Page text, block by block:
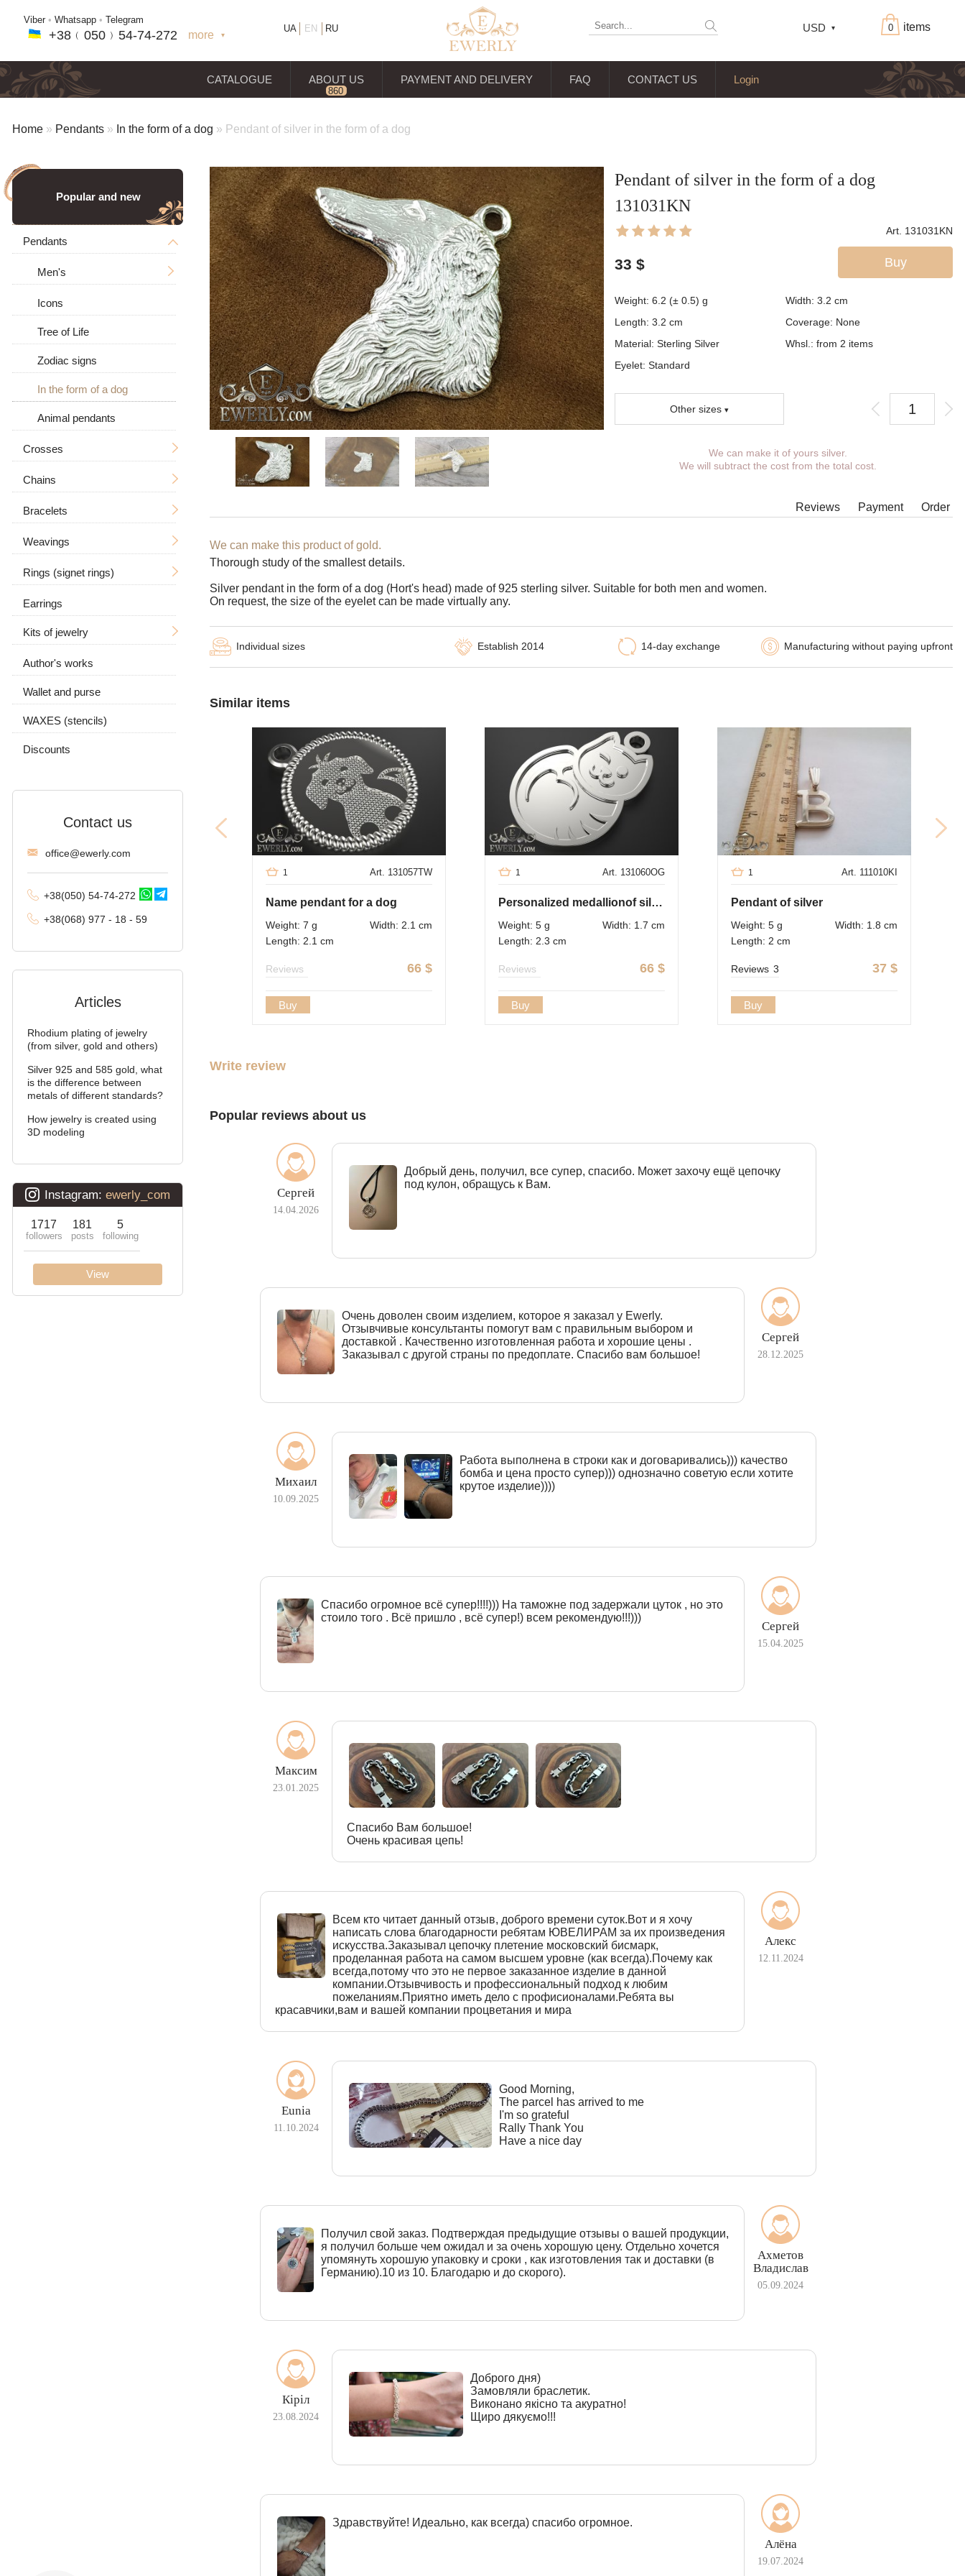
items
0
USD
Viber • Whatsapp • Telegram
+38﹙ 050 ﹚54-74-272 more
+38(068) 97
RU
UA EN
CATALOGUE ABOUT US
860 reviews
PAYMENT AND DELIVERY FAQ CONTACT US Login
Home » Pendants » In the form of a dog » Pendant of silver in the form of a dog
Popular and new
Pendants
Men's
Big
Icons
Tree of Life
Zodiac signs
In the form of a dog
Animal pendants
Crosses
Without a crucifixion
With a crucifix
Men's
Big
Women's
Chains
Men's
Big / Thick
Women's
Bracelets
Men's
Big / Thick
Women's
With stones
Stone
Leather
Leather with silver
Weavings
Hand knitting
Ramses
Bismarck
Anchor with edges
Carapace
Byzantine (Byzantium)
Moscow bismarck
Phantom (Ramses and
Spica
Alligator
Arabic bismarck with
Pharaoh (double anchor)
Arabic bismarck
David
Double bismarck
Double Ramses
Ten (double carapace)
Lanterns
Casting
Rings (signet rings)
For men
With a skull
With a wolf
With stones
Without stones
Women's
With stones
Without stones
Earrings
Kits of jewelry
Earrings and ring
Chain and pendant
Author's works
Wallet and purse
WAXES (stencils)
Discounts
Contact us
office@ewerly.com
+38(050) 54-74-272
+38(068) 977 - 18 - 59
Articles
Rhodium plating of jewelry
(from silver, gold and others)
Silver 925 and 585 gold, what
is the difference between
metals of different standards?
How jewelry is created using
3D modeling
Pendant of silver in the form of a dog
131031KN
Art. 131031KN
Buy
33 $
Weight: 6.2 (± 0.5) g Width: 3.2cm
Length: 3.2 cm
Coverage: None
Material: Sterling Silver
Whsl.: from 2 items
Eyelet:Standard
Other sizes
You can choose coverage, eyelet.
required size, in which case our managers will contact You.
We can make it of yours silver.
We will subtract the cost from the total cost.
Reviews Order
Payment
We can make this product of gold.
Thorough study of the smallest details.
Silver pendant in the form of a dog (Hort's head) made of 925 sterling silver. Suitable for both men and women.
On request, the size of the eyelet can be made virtually any.
14-day exchange Manufacturing without paying upfront
Individual sizes Establish 2014
Similar items
Art. 131057TW
1
Name pendant for a dog
Weight: 7 g
Width: 2.1 cm
Length: 2.1 cm
66 $
Reviews
Buy
Art. 131060OG
1
Personalized medallionof silver for a cat
Weight: 5 g
Width: 1.7 cm
Length: 2.3 cm
66 $
Reviews
Buy
Art. 111010KI
1
Pendant of silver
Weight: 5 g
Width: 1.8 cm
Length: 2 cm
37 $
Reviews 3
Buy
Write review
Popular reviews about us
Сергей
14.04.2026
Добрый день, получил, все супер, спасибо. Может захочу ещё цепочку
под кулон, обращусь к Вам.
Сергей
28.12.2025
Очень доволен своим изделием, которое я заказал у Ewerly.
Отзывчивые консультанты помогут вам с правильным выбором и
доставкой . Качественно изготовленная работа и хорошие цены .
Заказывал с другой страны по предоплате. Спасибо вам большое!
Михаил
10.09.2025
Работа выполнена в строки как и договаривались))) качество
бомба и цена просто супер))) однозначно советую если хотите
крутое изделие))))
Сергей
15.04.2025
Спасибо огромное всё супер!!!!))) На таможне под задержали цуток , но это
стоило того . Всё пришло , всё супер!) всем рекомендую!!!)))
Максим
23.01.2025
Спасибо Вам большое!
Очень красивая цепь!
Алекс
12.11.2024
Всем кто читает данный отзыв, доброго времени суток.Вот и я хочу
написать слова благодарности ребятам ЮВЕЛИРАМ за их произведения
искусства.Заказывал цепочку плетение московский бисмарк,
проделанная работа на самом высшем уровне (как всегда).Почему как
всегда,потому что это не первое заказанное изделие в данной
компании.Отзывчивость и профессиональный подход к любим
пожеланиям.Приятно иметь дело с профисионалами.Ребята вы
красавчики,вам и вашей компании процветания и мира
Eunia
11.10.2024
Good Morning,
The parcel has arrived to me
I'm so grateful
Rally Thank You
Have a nice day
Ахметов
Владислав
05.09.2024
Получил свой заказ. Подтверждая предыдущие отзывы о вашей продукции,
я получил больше чем ожидал и за очень хорошую цену. Отдельно хочется
упомянуть хорошую упаковку и сроки , как изготовления так и доставки (в
Германию).10 из 10. Благодарю и до скорого).
Кіріл
23.08.2024
Доброго дня)
Замовляли браслетик.
Виконано якісно та акуратно!
Щиро дякуємо!!!
Алёна
19.07.2024
Здравствуйте! Идеально, как всегда) спасибо огромное.